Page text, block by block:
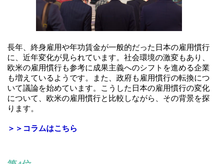
長年、終身雇用や年功賃金が一般的だった日本の雇用慣行
に、近年変化が見られています。社会環境の激変もあり、
欧米の雇用慣行も参考に成果主義へのシフトを進める企業
も増えているようです。また、政府も雇用慣行の転換につ
いて議論を始めています。こうした日本の雇用慣行の変化
について、欧米の雇用慣行と比較しながら、その背景を探
ります。
＞＞コラムはこちら